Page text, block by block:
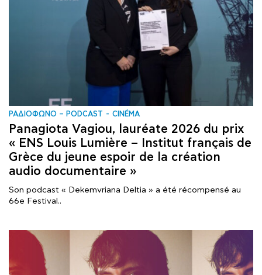
ΡΑΔΙΟΦΩΝΟ – PODCAST CINÉMA
Panagiota Vagiou, lauréate 2026 du prix
« ENS Louis Lumière – Institut français de
Grèce du jeune espoir de la création
audio documentaire »
Son podcast « Dekemvriana Deltia » a été récompensé au
66e Festival..